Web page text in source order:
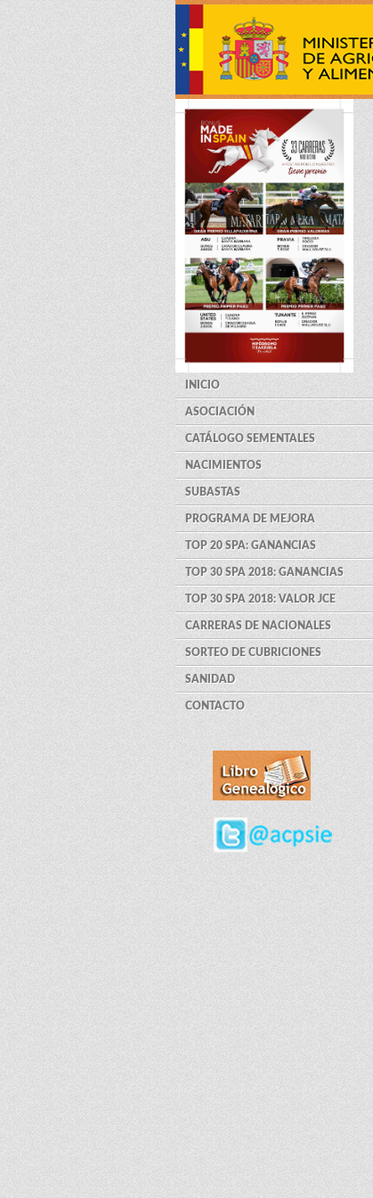
INICIO
ASOCIACIÓN
CATÁLOGO SEMENTALES
NACIMIENTOS
SUBASTAS
PROGRAMA DE MEJORA
TOP 20 SPA: GANANCIAS
TOP 30 SPA 2018: GANANCIAS
TOP 30 SPA 2018: VALOR JCE
CARRERAS DE NACIONALES
SORTEO DE CUBRICIONES
SANIDAD
CONTACTO